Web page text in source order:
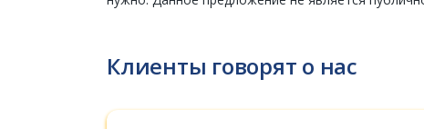
Клиенты говорят о нас